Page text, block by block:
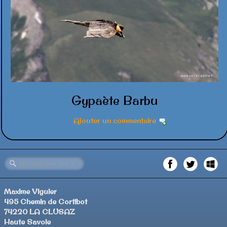
Gypaète Barbu
Ajouter un commentaire
Maxime Viguier
495 Chemin de Cortibot
74220 LA CLUSAZ
Haute Savoie